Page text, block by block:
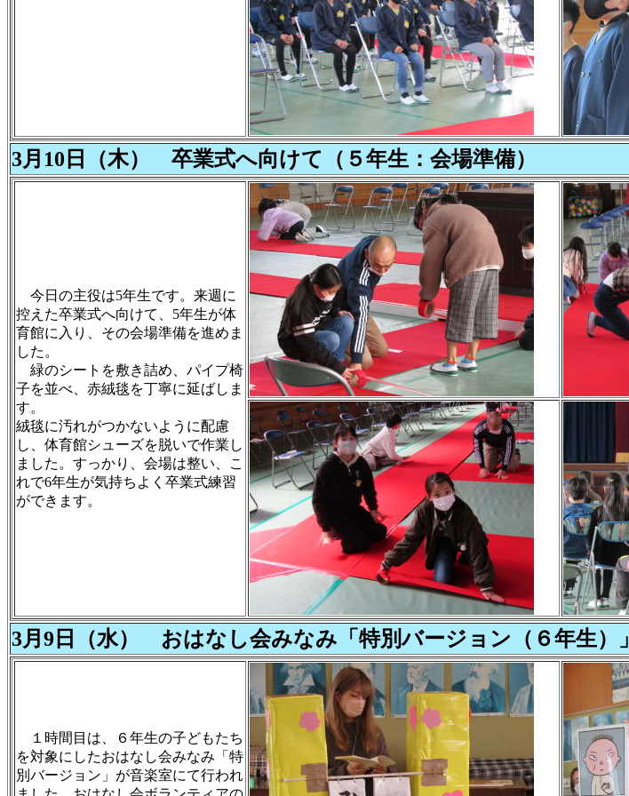
3月10日（木） 卒業式へ向けて（５年生：会場準備）
今日の主役は5年生です。来週に
控えた卒業式へ向けて、5年生が体
育館に入り、その会場準備を進めま
した。
緑のシートを敷き詰め、パイプ椅
子を並べ、赤絨毯を丁寧に延ばしま
す。
絨毯に汚れがつかないように配慮
し、体育館シューズを脱いで作業し
ました。すっかり、会場は整い、こ
れで6年生が気持ちよく卒業式練習
ができます。
3月9日（水） おはなし会みなみ「特別バージョン（６年生）」
１時間目は、６年生の子どもたち
を対象にしたおはなし会みなみ「特
別バージョン」が音楽室にて行われ